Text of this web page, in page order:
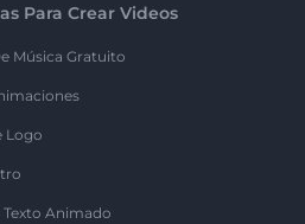
Para Crear Videos
Música Gratuito
Logo
Animado